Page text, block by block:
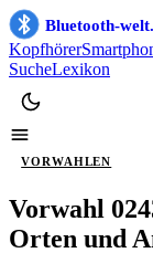
Bluetooth-
Kopfhörer
SucheLexikon
VORWAHLEN
Vorwahl
Orten und